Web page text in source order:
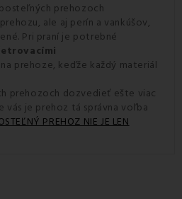
prehozoch
prehozu, ale aj perín a vankúšov,
Pri praní je potrebné
prehoze, keďže každý materiál
prehozoch dozvedieť ešte viac
vás je prehoz tá správna voľba
PREHOZ NIE JE LEN